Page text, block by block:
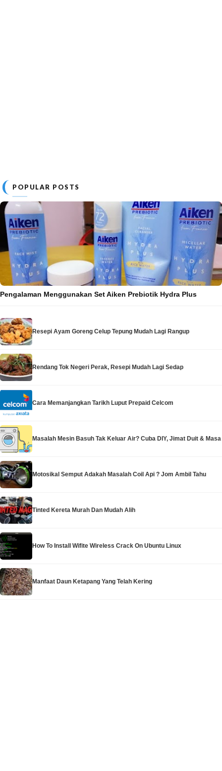
POPULAR POSTS
Pengalaman Menggunakan Set Aiken Prebiotik Hydra Plus
Resepi Ayam Goreng Celup Tepung Mudah Lagi Rangup
Rendang Tok Negeri Perak, Resepi Mudah Lagi Sedap
Cara Memanjangkan Tarikh Luput Prepaid Celcom
Masalah Mesin Basuh Tak Keluar Air? Cuba DIY, Jimat Duit & Masa
Motosikal Semput Adakah Masalah Coil Api ? Jom Ambil Tahu
Tinted Kereta Murah Dan Mudah Alih
How To Install Wifite Wireless Crack On Ubuntu Linux
Manfaat Daun Ketapang Yang Telah Kering